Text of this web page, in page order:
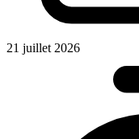
21 juillet 2026